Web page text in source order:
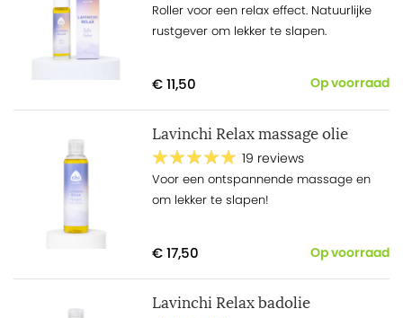
Roller voor een relax effect. Natuurlijke
rustgever om lekker te slapen.
€ 11,50 Op voorraad
Lavinchi Relax massage olie
19 reviews
Voor een ontspannende massage en
om lekker te slapen!
€ 17,50 Op voorraad
Lavinchi Relax badolie